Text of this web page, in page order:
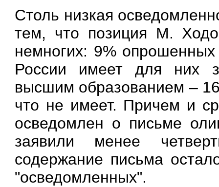
Столь низкая
тем, что позиция М.
немногих: 9%
России имеет для них
высшим образованием –
что не имеет. Причем и
осведомлен о письме
заявили менее
содержание письма
"осведомленных".